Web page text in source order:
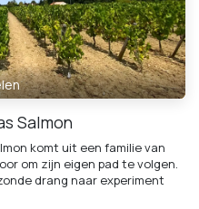
Salmon
komt uit een familie van
om zijn eigen pad te volgen.
drang naar experiment